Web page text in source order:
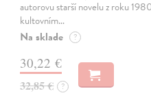
autorovu starší novelu z roku
kultovním…
Na sklade ?
30,22 €
32,85 € ?